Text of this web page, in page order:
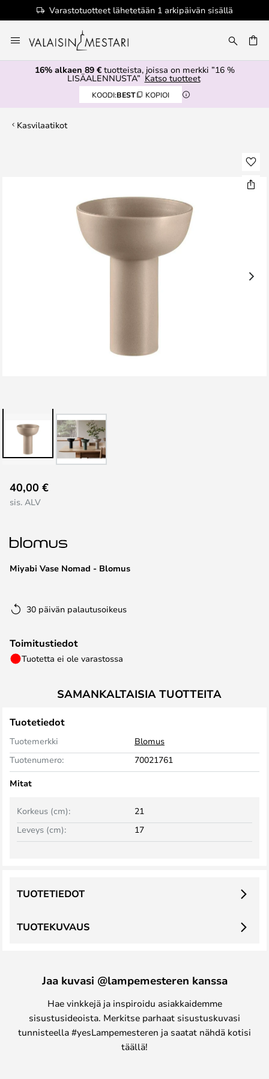
Varastotuotteet lähetetään 1 arkipäivän sisällä
to
Content
16% alkaen 89 €tuotteista, joissa on merkki ”16 %
LISÄALENNUSTA” Katso tuotteet
KOODI:BEST KOPIOI
Kasvilaatikot
to
the
of
the
images
Miyabi Vase Nomad - Blomus
40,00 €
sis. ALV
30 päivän palautusoikeus
Toimitustiedot
Tuotetta ei ole varastossa
SAMANKALTAISIA TUOTTEITA
Tuotetiedot
Tuotemerkki
Blomus
Tuotenumero:
70021761
Mitat
Leveys (cm): 17
Korkeus (cm): 21
TUOTEKUVAUS
TUOTETIEDOT
Jaa kuvasi @lampemesteren kanssa
Hae vinkkejä ja inspiroidu asiakkaidemme
sisustusideoista. Merkitse parhaat sisustuskuvasi
tunnisteella #yesLampemesteren ja saatat nähdä kotisi
täällä!